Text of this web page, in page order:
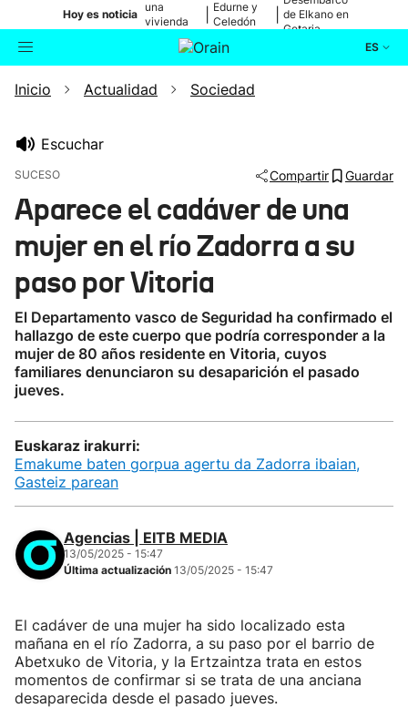
Hoy es noticia
una
vivienda
de Bilbao
Edurne y
Celedón
de Elkano en
Getaria
ES
Buscador Actualidad
Ikusmiran
Eguraldia
Inicio Actualidad Sociedad
Escuchar
SUCESO Compartir Guardar
Aparece el cadáver de una
mujer en el río Zadorra a su
paso por Vitoria
El Departamento vasco de Seguridad ha confirmado el
hallazgo de este cuerpo que podría corresponder a la
mujer de 80 años residente en Vitoria, cuyos
familiares denunciaron su desaparición el pasado
jueves.
Euskaraz irakurri:
Emakume baten gorpua agertu da Zadorra ibaian,
Gasteiz parean
Agencias | EITB MEDIA
13/05/2025 - 15:47
Última actualización 13/05/2025 - 15:47
El cadáver de una mujer ha sido localizado esta
mañana en el río Zadorra, a su paso por el barrio de
Abetxuko de Vitoria, y la Ertzaintza trata en estos
momentos de confirmar si se trata de una anciana
desaparecida desde el pasado jueves.